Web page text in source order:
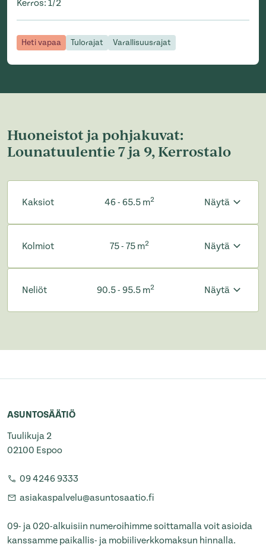
Kerros:1/2
Heti vapaa Tulorajat Varallisuusrajat
Huoneistot ja pohjakuvat:
Lounatuulentie 7 ja 9, Kerrostalo
Kaksiot 46 - 65.5 m2 Näytä
Kolmiot 75 - 75 m2 Näytä
Neliöt 90.5 - 95.5 m2 Näytä
ASUNTOSÄÄTIÖ
Tuulikuja 2
02100 Espoo
09 4246 9333
asiakaspalvelu@asuntosaatio.fi
09- ja 020-alkuisiin numeroihimme soittamalla voit asioida
kanssamme paikallis- ja mobiiliverkkomaksun hinnalla.